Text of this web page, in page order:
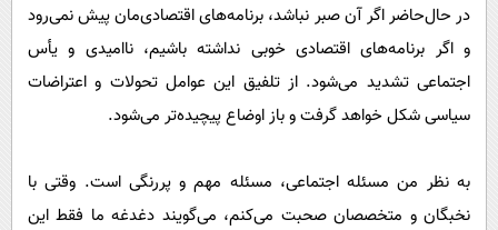
در‌ حال‌حاضر اگر آن صبر نباشد، برنامه‌های اقتصادی‌مان پیش نمی‌رود
و اگر برنامه‌های اقتصادی خوبی نداشته باشیم، ناامیدی و یأس
اجتماعی تشدید می‌شود. از تلفیق این عوامل تحولات و اعتراضات
سیاسی شکل خواهد گرفت و باز اوضاع پیچیده‌تر می‌شود.
به نظر من مسئله اجتماعی، مسئله مهم و پررنگی است. وقتی با
نخبگان و متخصصان صحبت می‌کنم، می‌گویند دغدغه ما فقط این